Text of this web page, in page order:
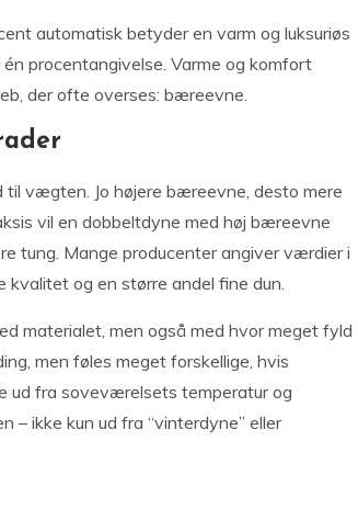
automatisk betyder en varm og luksuriøs
procentangivelse. Varme og komfort
der ofte overses: bæreevne.
vægten. Jo højere bæreevne, desto mere
vil en dobbeltdyne med høj bæreevne
tung. Mange producenter angiver værdier i
og en større andel fine dun.
materialet, men også med hvor meget fyld
men føles meget forskellige, hvis
ud fra soveværelsets temperatur og
ikke kun ud fra “vinterdyne” eller